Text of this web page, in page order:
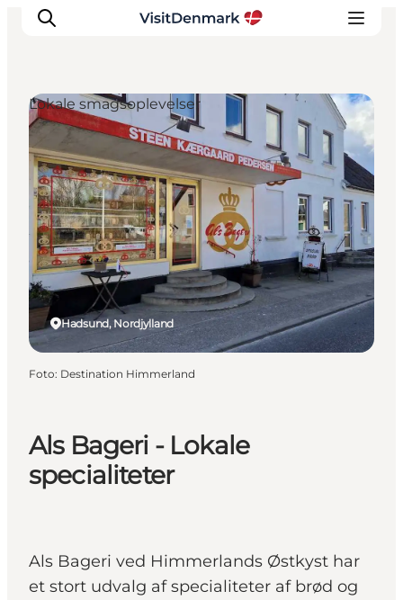
Inspiration
Destinationer
Oplevelser
Overnatning
Planlæg ferien
Als Bageri - Lokale
specialiteter
Als Bageri ved Himmerlands Østkyst har
et stort udvalg af specialiteter af brød og
Hadsund, Nordjylland
Lokale smagsoplevelser
Foto: Destination Himmerland